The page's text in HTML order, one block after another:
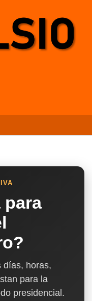
para
días, horas,
para la
presidencial.